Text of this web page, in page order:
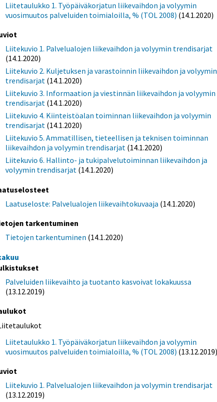
Liitetaulukko 1. Työpäiväkorjatun liikevaihdon ja volyymin
vuosimuutos palveluiden toimialoilla, % (TOL 2008) (14.1.2020)
Liitekuvio 1. Palvelualojen liikevaihdon ja volyymin trendisarjat
(14.1.2020)
Liitekuvio 2. Kuljetuksen ja varastoinnin liikevaihdon ja volyymin
trendisarjat (14.1.2020)
Liitekuvio 3. Informaation ja viestinnän liikevaihdon ja volyymin
trendisarjat (14.1.2020)
Liitekuvio 4. Kiinteistöalan toiminnan liikevaihdon ja volyymin
trendisarjat (14.1.2020)
Liitekuvio 5. Ammatillisen, tieteellisen ja teknisen toiminnan
liikevaihdon ja volyymin trendisarjat (14.1.2020)
Liitekuvio 6. Hallinto- ja tukipalvelutoiminnan liikevaihdon ja
volyymin trendisarjat (14.1.2020)
Laatuseloste: Palvelualojen liikevaihtokuvaaja (14.1.2020)
tarkentuminen
Tietojen tarkentuminen (14.1.2020)
Palveluiden liikevaihto ja tuotanto kasvoivat lokakuussa
(13.12.2019)
Liitetaulukko 1. Työpäiväkorjatun liikevaihdon ja volyymin
vuosimuutos palveluiden toimialoilla, % (TOL 2008)
Liitekuvio 1. Palvelualojen liikevaihdon ja volyymin trendisarjat
(13.12.2019)